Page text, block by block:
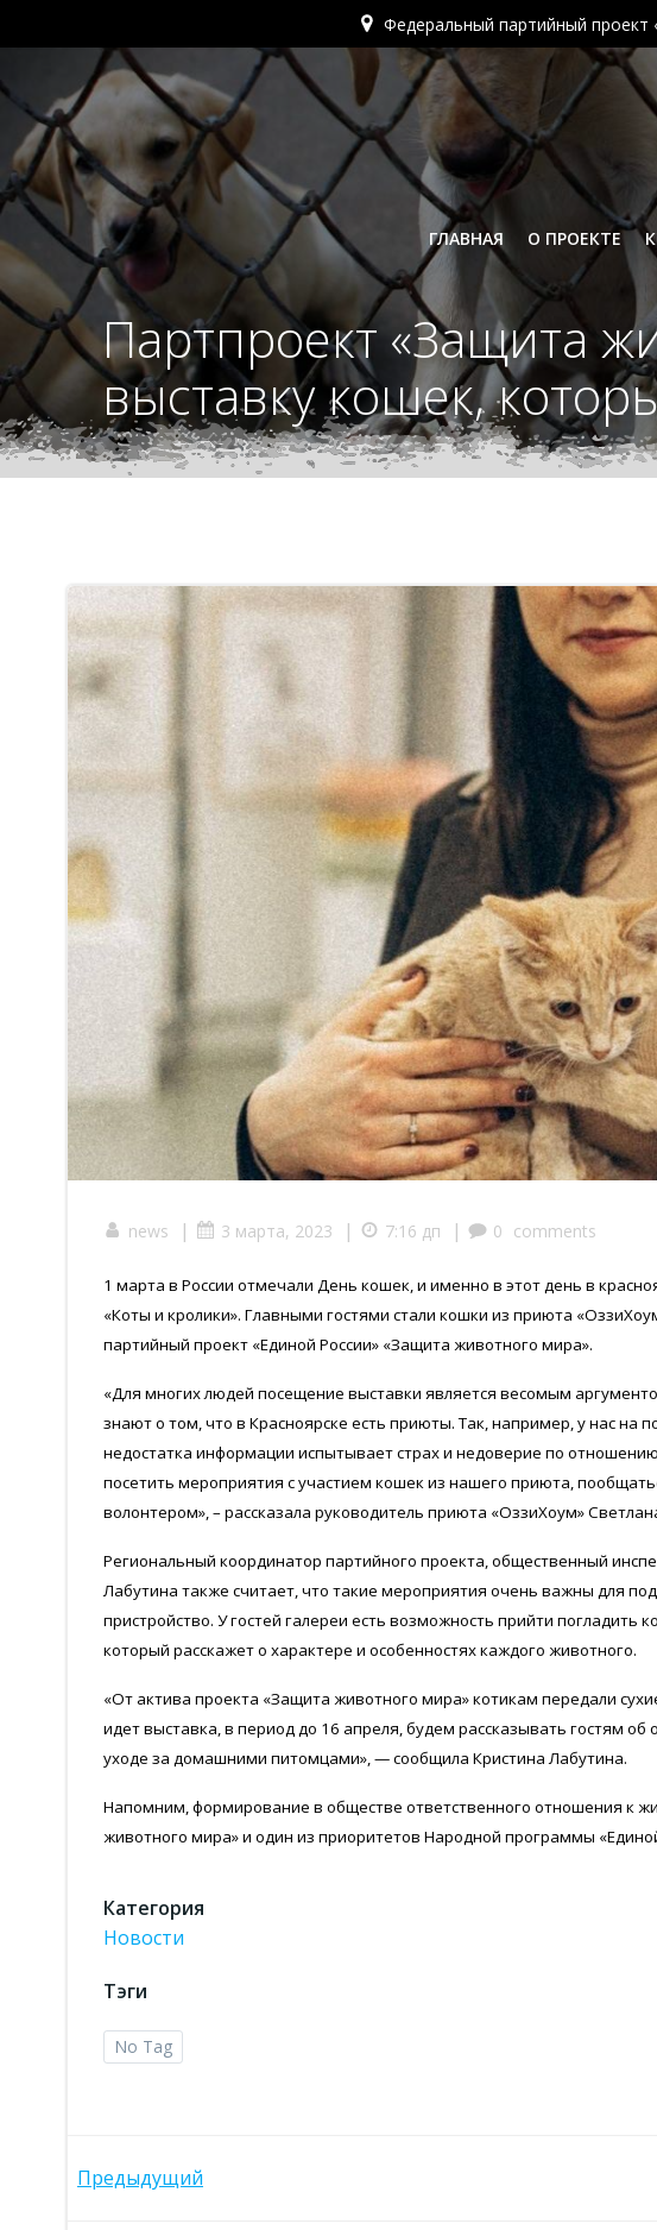
к
содержимому
Федеральный партийный
ГЛАВНАЯ О ПРОЕКТЕ
Партпроект «Защита
выставку кошек,
news | 3 марта, 2023 | 7:16 дп | 0 comments
1 марта в России отмечали День кошек, и именно в этот день в
«Коты и кролики». Главными гостями стали кошки из приюта
партийный проект «Единой России» «Защита животного мира».
«Для многих людей посещение выставки является весомым
знают о том, что в Красноярске есть приюты. Так, например, у нас на
недостатка информации испытывает страх и недоверие по
посетить мероприятия с участием кошек из нашего приюта,
волонтером», – рассказала руководитель приюта «ОззиХоум»
Региональный координатор партийного проекта, общественный
Лабутина также считает, что такие мероприятия очень важны для
пристройство. У гостей галереи есть возможность прийти погладить
который расскажет о характере и особенностях каждого животного.
«От актива проекта «Защита животного мира» котикам передали
идет выставка, в период до 16 апреля, будем рассказывать гостям
уходе за домашними питомцами», — сообщила Кристина Лабутина.
Напомним, формирование в обществе ответственного отношения к
животного мира» и один из приоритетов Народной программы
Категория
Новости
Тэги
No Tag
Навигация
Предыдущий